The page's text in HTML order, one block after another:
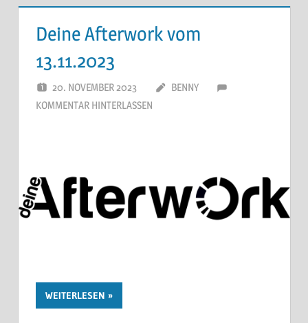
Deine Afterwork vom
13.11.2023
20. NOVEMBER 2023
BENNY
KOMMENTAR HINTERLASSEN
WEITERLESEN